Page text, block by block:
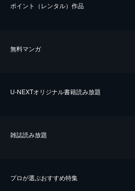
ポイント（レンタル）作品
無料マンガ
U-NEXTオリジナル書籍読み放題
雑誌読み放題
プロが選ぶおすすめ特集